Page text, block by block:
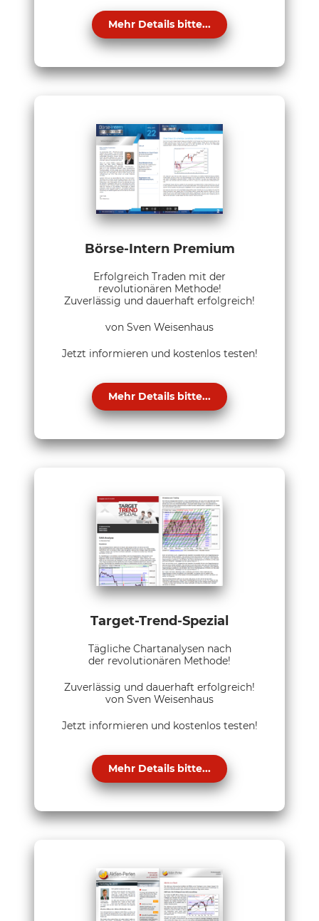
Mehr Details bitte...
Börse-Intern Premium
Erfolgreich Traden mit der
revolutionären Methode!
Zuverlässig und dauerhaft erfolgreich!
von Sven Weisenhaus
Jetzt informieren und kostenlos testen!
Mehr Details bitte...
Target-Trend-Spezial
Tägliche Chartanalysen nach
der revolutionären Methode!
Zuverlässig und dauerhaft erfolgreich!
von Sven Weisenhaus
Jetzt informieren und kostenlos testen!
Mehr Details bitte...